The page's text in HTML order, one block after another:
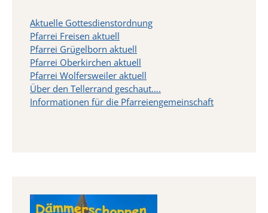
Aktuelle Gottesdienstordnung
Pfarrei Freisen aktuell
Pfarrei Grügelborn aktuell
Pfarrei Oberkirchen aktuell
Pfarrei Wolfersweiler aktuell
Über den Tellerrand geschaut….
Informationen für die Pfarreiengemeinschaft